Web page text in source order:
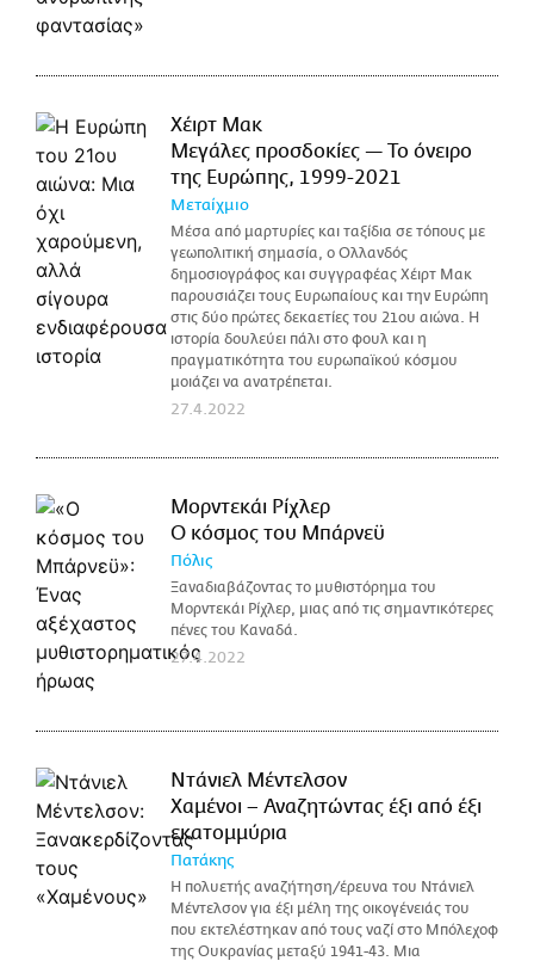
Χέιρτ Μακ
Μεγάλες προσδοκίες — Το όνειρο
της Ευρώπης, 1999-2021
Μεταίχμιο
Μέσα από μαρτυρίες και ταξίδια σε τόπους με
γεωπολιτική σημασία, ο Ολλανδός
δημοσιογράφος και συγγραφέας Χέιρτ Μακ
παρουσιάζει τους Ευρωπαίους και την Ευρώπη
στις δύο πρώτες δεκαετίες του 21ου αιώνα. Η
ιστορία δουλεύει πάλι στο φουλ και η
πραγματικότητα του ευρωπαϊκού κόσμου
μοιάζει να ανατρέπεται.
27.4.2022
Μορντεκάι Ρίχλερ
Ο κόσμος του Μπάρνεϋ
Πόλις
Ξαναδιαβάζοντας το μυθιστόρημα του
Μορντεκάι Ρίχλερ, μιας από τις σημαντικότερες
πένες του Καναδά.
27.4.2022
Ντάνιελ Μέντελσον
Χαμένοι – Αναζητώντας έξι από έξι
εκατομμύρια
Πατάκης
Η πολυετής αναζήτηση/έρευνα του Ντάνιελ
Μέντελσον για έξι μέλη της οικογένειάς του
που εκτελέστηκαν από τους ναζί στο Μπόλεχοφ
της Ουκρανίας μεταξύ 1941-43. Μια